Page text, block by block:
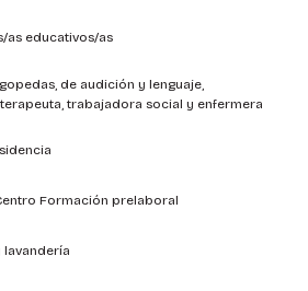
as educativos/as
de audición y lenguaje,
trabajadora social y enfermera
Formación prelaboral
lavandería